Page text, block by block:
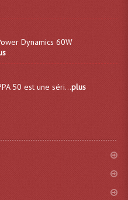
Discours
& Consoles
USB / MP3
Dynamics 60W
50 est une séri...plus